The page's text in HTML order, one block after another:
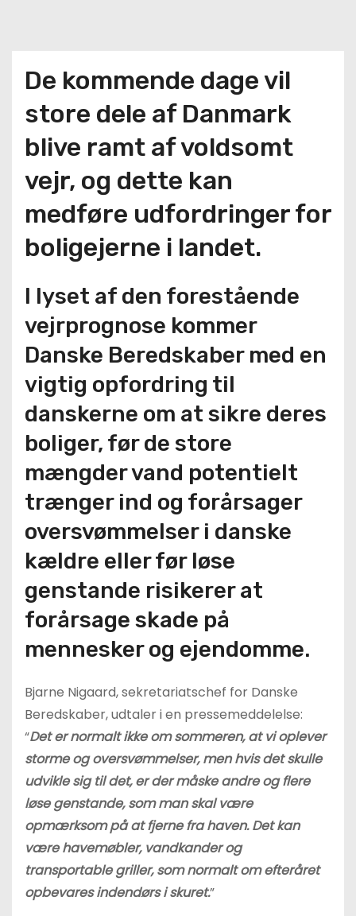
De kommende dage vil
store dele af Danmark
blive ramt af voldsomt
vejr, og dette kan
medføre udfordringer for
boligejerne i landet.
I lyset af den forestående
vejrprognose kommer
Danske Beredskaber med en
vigtig opfordring til
danskerne om at sikre deres
boliger, før de store
mængder vand potentielt
trænger ind og forårsager
oversvømmelser i danske
kældre eller før løse
genstande risikerer at
forårsage skade på
mennesker og ejendomme.
Bjarne Nigaard, sekretariatschef for Danske
Beredskaber, udtaler i en pressemeddelelse:
“Det er normalt ikke om sommeren, at vi oplever
storme og oversvømmelser, men hvis det skulle
udvikle sig til det, er der måske andre og flere
løse genstande, som man skal være
opmærksom på at fjerne fra haven. Det kan
være havemøbler, vandkander og
transportable griller, som normalt om efteråret
opbevares indendørs i skuret.”